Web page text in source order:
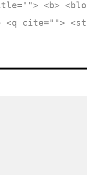
<b>
<q cite="">